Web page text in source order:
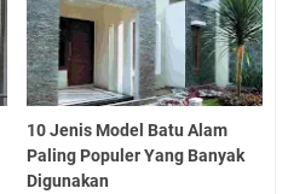
10 Jenis Model Batu Alam
Paling Populer Yang Banyak
Digunakan